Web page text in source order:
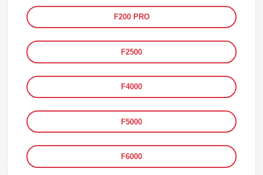
F200 PRO
F2500
F4000
F5000
F6000